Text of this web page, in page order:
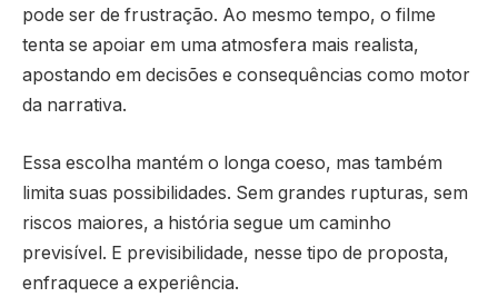
pode ser de frustração. Ao mesmo tempo, o filme
tenta se apoiar em uma atmosfera mais realista,
apostando em decisões e consequências como motor
da narrativa.
Essa escolha mantém o longa coeso, mas também
limita suas possibilidades. Sem grandes rupturas, sem
riscos maiores, a história segue um caminho
previsível. E previsibilidade, nesse tipo de proposta,
enfraquece a experiência.